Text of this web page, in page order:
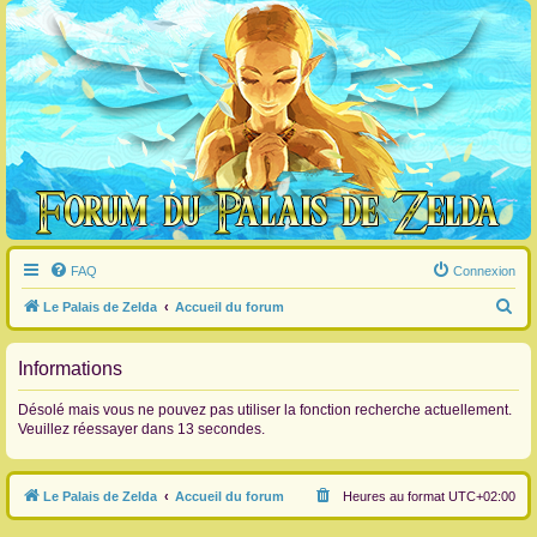
FAQ Connexion
Le Palais de Zelda Accueil du forum
e
h
c
Informations
Désolé mais vous ne pouvez pas utiliser la fonction recherche actuellement.
Veuillez réessayer dans 13 secondes.
Le Palais de Zelda Accueil du forum Heures au format UTC+02:00